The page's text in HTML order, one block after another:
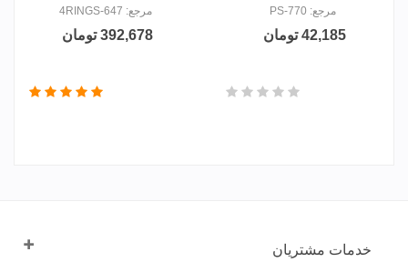
مرجع: PS-770
42,185 تومان
مرجع: 647-4RINGS
392,678 تومان
خدمات مشتریان